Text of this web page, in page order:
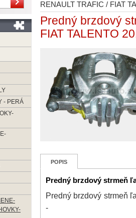
RENAULT TRAFIC / FIAT
Predný brzdový
FIAT TALENTO
POPIS
Predný brzdový strmeň
Predný brzdový strmeň
-
- PERÁ